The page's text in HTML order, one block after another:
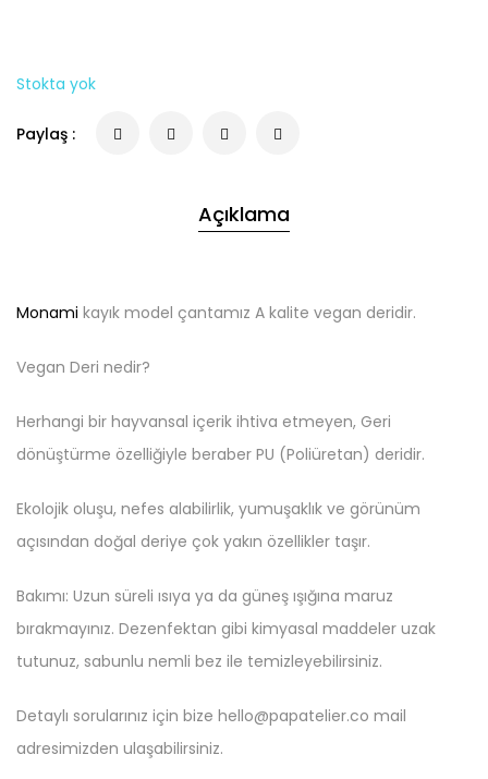
Stokta yok
Paylaş :
Açıklama
Monami kayık model çantamız A kalite vegan deridir.
Vegan Deri nedir?
Herhangi bir hayvansal içerik ihtiva etmeyen, Geri
dönüştürme özelliğiyle beraber PU (Poliüretan) deridir.
Ekolojik oluşu, nefes alabilirlik, yumuşaklık ve görünüm
açısından doğal deriye çok yakın özellikler taşır.
Bakımı: Uzun süreli ısıya ya da güneş ışığına maruz
bırakmayınız. Dezenfektan gibi kimyasal maddeler uzak
tutunuz, sabunlu nemli bez ile temizleyebilirsiniz.
Detaylı sorularınız için bize hello@papatelier.co mail
adresimizden ulaşabilirsiniz.